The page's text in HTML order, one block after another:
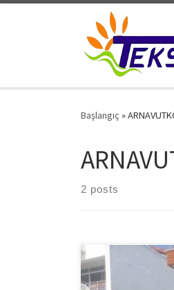
Başlangıç »
2 posts